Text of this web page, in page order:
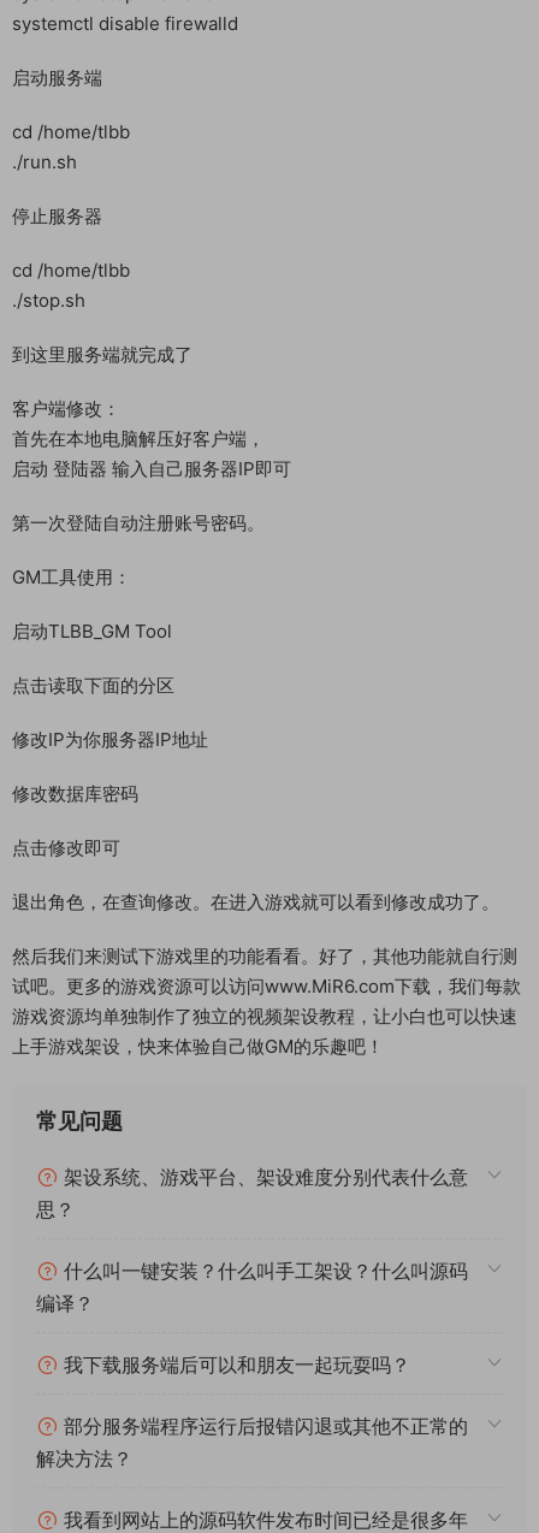
systemctl disable firewalld
启动服务端
cd /home/tlbb
./run.sh
停止服务器
cd /home/tlbb
./stop.sh
到这里服务端就完成了
客户端修改：
首先在本地电脑解压好客户端，
启动 登陆器 输入自己服务器IP即可
第一次登陆自动注册账号密码。
GM工具使用：
启动TLBB_GM Tool
点击读取下面的分区
修改IP为你服务器IP地址
修改数据库密码
点击修改即可
退出角色，在查询修改。在进入游戏就可以看到修改成功了。
然后我们来测试下游戏里的功能看看。好了，其他功能就自行测
试吧。更多的游戏资源可以访问www.MiR6.com下载，我们每款
游戏资源均单独制作了独立的视频架设教程，让小白也可以快速
上手游戏架设，快来体验自己做GM的乐趣吧！
常见问题
架设系统、游戏平台、架设难度分别代表什么意
思？
什么叫一键安装？什么叫手工架设？什么叫源码
编译？
我下载服务端后可以和朋友一起玩耍吗？
部分服务端程序运行后报错闪退或其他不正常的
解决方法？
我看到网站上的源码软件发布时间已经是很多年